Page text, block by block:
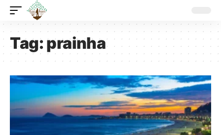
Tag:prainha